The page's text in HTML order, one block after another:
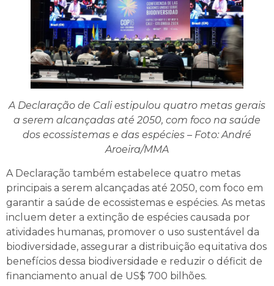
A Declaração de Cali estipulou quatro metas gerais
a serem alcançadas até 2050, com foco na saúde
dos ecossistemas e das espécies – Foto: André
Aroeira/MMA
A Declaração também estabelece quatro metas
principais a serem alcançadas até 2050, com foco em
garantir a saúde de ecossistemas e espécies. As metas
incluem deter a extinção de espécies causada por
atividades humanas, promover o uso sustentável da
biodiversidade, assegurar a distribuição equitativa dos
benefícios dessa biodiversidade e reduzir o déficit de
financiamento anual de US$ 700 bilhões.